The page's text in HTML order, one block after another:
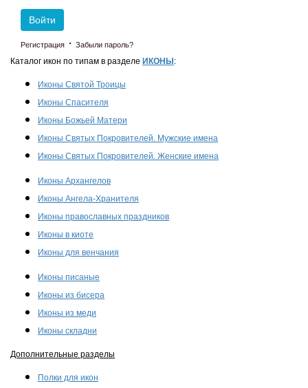
Войти
Регистрация · Забыли пароль?
Каталог икон по типам в разделе ИКОНЫ :
Иконы Святой Троицы
Иконы Спасителя
Иконы Божьей Матери
Иконы Святых Покровителей. Мужские имена
Иконы Святых Покровителей. Женские имена
Иконы Архангелов
Иконы Ангела-Хранителя
Иконы православных праздников
Иконы в киоте
Иконы для венчания
Иконы писаные
Иконы из бисера
Иконы из меди
Иконы складни
Дополнительные разделы
Полки для икон